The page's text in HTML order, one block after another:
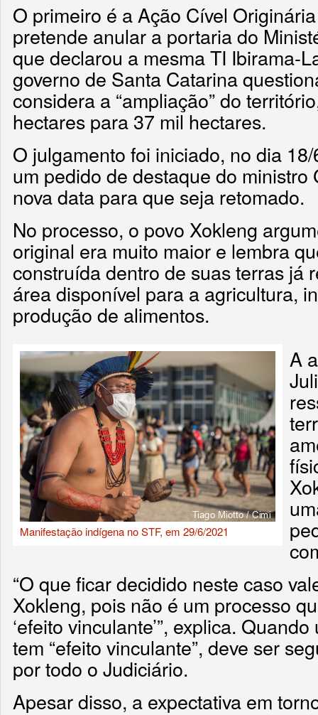
O primeiro é a Ação Cível
pretende anular a portaria do
que declarou a mesma TI Ibirama-
governo de Santa Catarina
considera a “ampliação” do
hectares para 37 mil hectares.
O julgamento foi iniciado, no dia
um pedido de destaque do
nova data para que seja retomado.
No processo, o povo Xokleng
original era muito maior e lembra
construída dentro de suas terras já
área disponível para a agricultura,
produção de alimentos.
Manifestação indígena no STF, em 29/6/2021
A
“O que ficar decidido neste caso
Xokleng, pois não é um processo
‘efeito vinculante’”, explica.
tem “efeito vinculante”, deve ser
por todo o Judiciário.
Apesar disso, a expectativa em